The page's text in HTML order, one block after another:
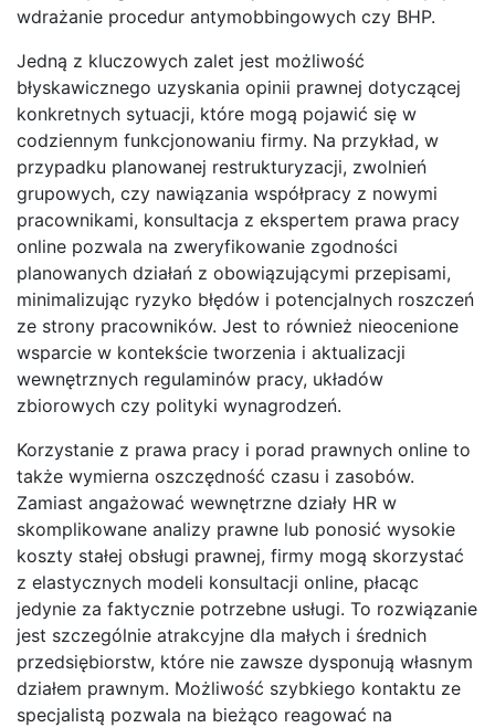
wdrażanie procedur antymobbingowych czy BHP.
Jedną z kluczowych zalet jest możliwość
błyskawicznego uzyskania opinii prawnej dotyczącej
konkretnych sytuacji, które mogą pojawić się w
codziennym funkcjonowaniu firmy. Na przykład, w
przypadku planowanej restrukturyzacji, zwolnień
grupowych, czy nawiązania współpracy z nowymi
pracownikami, konsultacja z ekspertem prawa pracy
online pozwala na zweryfikowanie zgodności
planowanych działań z obowiązującymi przepisami,
minimalizując ryzyko błędów i potencjalnych roszczeń
ze strony pracowników. Jest to również nieocenione
wsparcie w kontekście tworzenia i aktualizacji
wewnętrznych regulaminów pracy, układów
zbiorowych czy polityki wynagrodzeń.
Korzystanie z prawa pracy i porad prawnych online to
także wymierna oszczędność czasu i zasobów.
Zamiast angażować wewnętrzne działy HR w
skomplikowane analizy prawne lub ponosić wysokie
koszty stałej obsługi prawnej, firmy mogą skorzystać
z elastycznych modeli konsultacji online, płacąc
jedynie za faktycznie potrzebne usługi. To rozwiązanie
jest szczególnie atrakcyjne dla małych i średnich
przedsiębiorstw, które nie zawsze dysponują własnym
działem prawnym. Możliwość szybkiego kontaktu ze
specjalistą pozwala na bieżąco reagować na